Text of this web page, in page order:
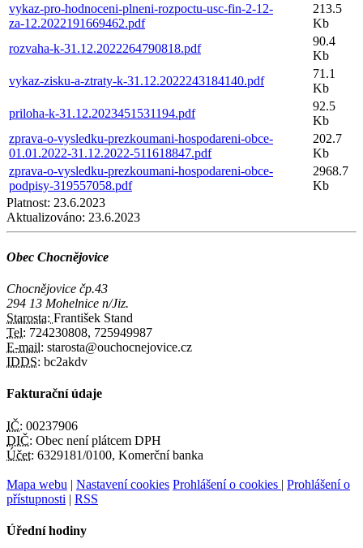
vykaz-pro-hodnoceni-plneni-rozpoctu-usc-fin-2-12-
za-12.2022191669462.pdf
213.5
Kb
rozvaha-k-31.12.2022264790818.pdf
90.4
Kb
vykaz-zisku-a-ztraty-k-31.12.2022243184140.pdf
71.1
Kb
priloha-k-31.12.2023451531194.pdf
92.5
Kb
zprava-o-vysledku-prezkoumani-hospodareni-obce-
01.01.2022-31.12.2022-511618847.pdf
202.7
Kb
zprava-o-vysledku-prezkoumani-hospodareni-obce-
podpisy-319557058.pdf
2968.7
Kb
Platnost: 23.6.2023
Aktualizováno: 23.6.2023
Obec Chocnějovice
Chocnějovice čp.43
294 13 Mohelnice n/Jiz.
Starosta: František Stand
Tel: 724230808, 725949987
E-mail: starosta@ouchocnejovice.cz
IDDS: bc2akdv
Fakturační údaje
IČ: 00237906
DIČ: Obec není plátcem DPH
Účet: 6329181/0100, Komerční banka
Mapa webu | Nastavení cookies Prohlášení o cookies | Prohlášení o
přístupnosti | RSS
Úřední hodiny